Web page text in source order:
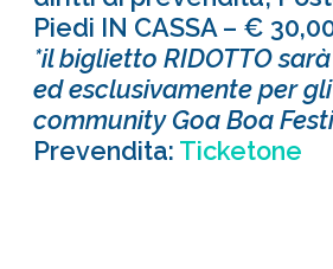
Piedi IN CASSA – €
*il biglietto RIDOTTO
ed esclusivamente per
community Goa Boa
Prevendita: Ticketone